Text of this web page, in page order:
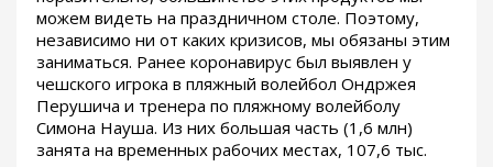
можем видеть на праздничном столе. Поэтому,
независимо ни от каких кризисов, мы обязаны этим
заниматься. Ранее коронавирус был выявлен у
чешского игрока в пляжный волейбол Ондржея
Перушича и тренера по пляжному волейболу
Симона Науша. Из них большая часть (1,6 млн)
занята на временных рабочих местах, 107,6 тыс.